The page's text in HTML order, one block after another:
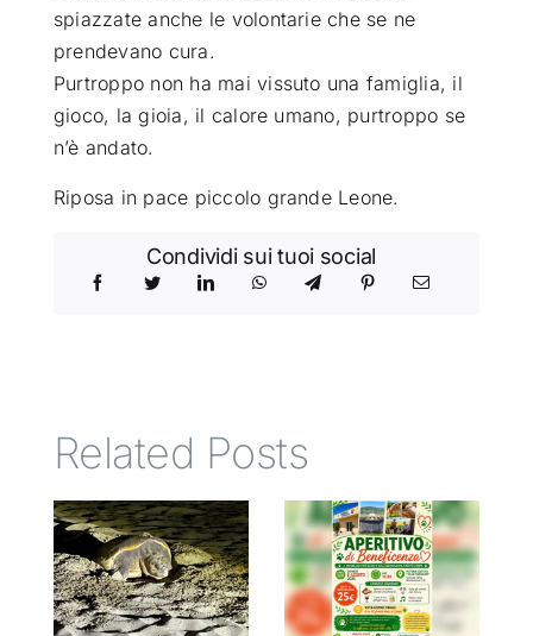
spiazzate anche le volontarie che se ne
prendevano cura.
Purtroppo non ha mai vissuto una famiglia, il
gioco, la gioia, il calore umano, purtroppo se
n’è andato.
Riposa in pace piccolo grande Leone.
Condividi sui tuoi social
Related Posts